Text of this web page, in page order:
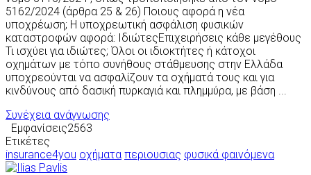
5162/2024 (άρθρα 25 & 26) Ποιους αφορά η νέα
υποχρέωση; Η υποχρεωτική ασφάλιση φυσικών
καταστροφών αφορά: ΙδιώτεςΕπιχειρήσεις κάθε μεγέθους
Τι ισχύει για ιδιώτες; Όλοι οι ιδιοκτήτες ή κάτοχοι
οχημάτων με τόπο συνήθους στάθμευσης στην Ελλάδα
υποχρεούνται να ασφαλίζουν τα οχήματά τους και για
κινδύνους από δασική πυρκαγιά και πλημμύρα, με βάση ...
Συνέχεια ανάγνωσης
Εμφανίσεις2563
Ετικέτες
insurance4you οχήματα περιουσιας φυσικά φαινόμενα